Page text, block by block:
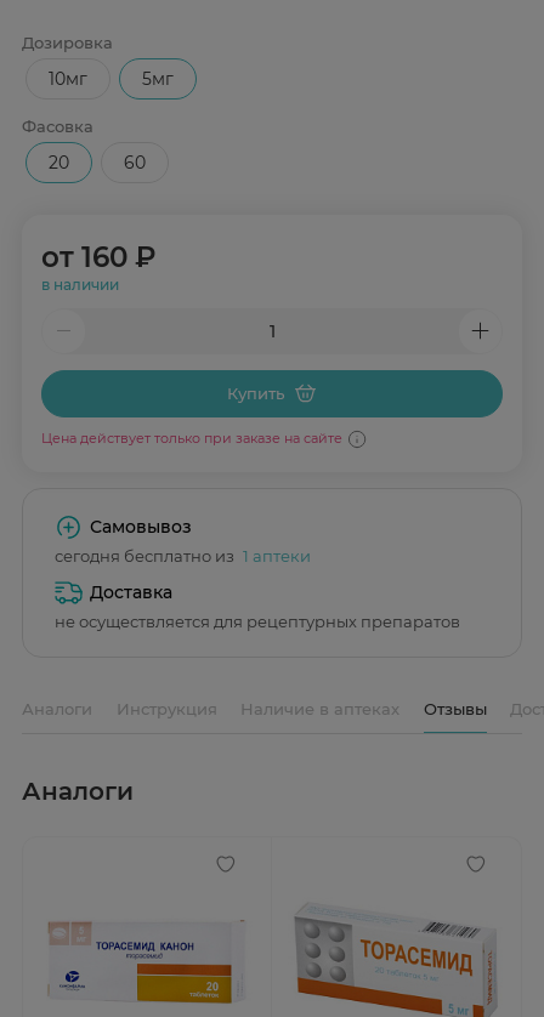
Дозировка
10мг 5мг
Фасовка
20 60
от 160 ₽
в наличии
Купить
Цена действует только при заказе на сайте
Самовывоз
сегодня бесплатно из 1 аптеки
Доставка
не осуществляется для рецептурных препаратов
Аналоги Инструкция Наличие в аптеках Отзывы
Аналоги